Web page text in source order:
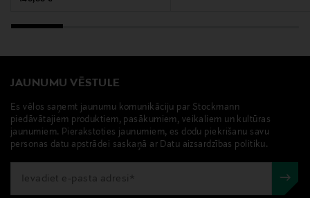
JAUNUMU VĒSTULE
Es vēlos saņemt jaunumu komunikāciju par Stockmann
piedāvātajiem produktiem, pasākumiem, veikaliem un kultūras
jaunumiem. Pierakstoties jaunumiem, es dodu piekrišanu savu
personas datu apstrādei saskaņā ar Datu aizsardzības politiku.